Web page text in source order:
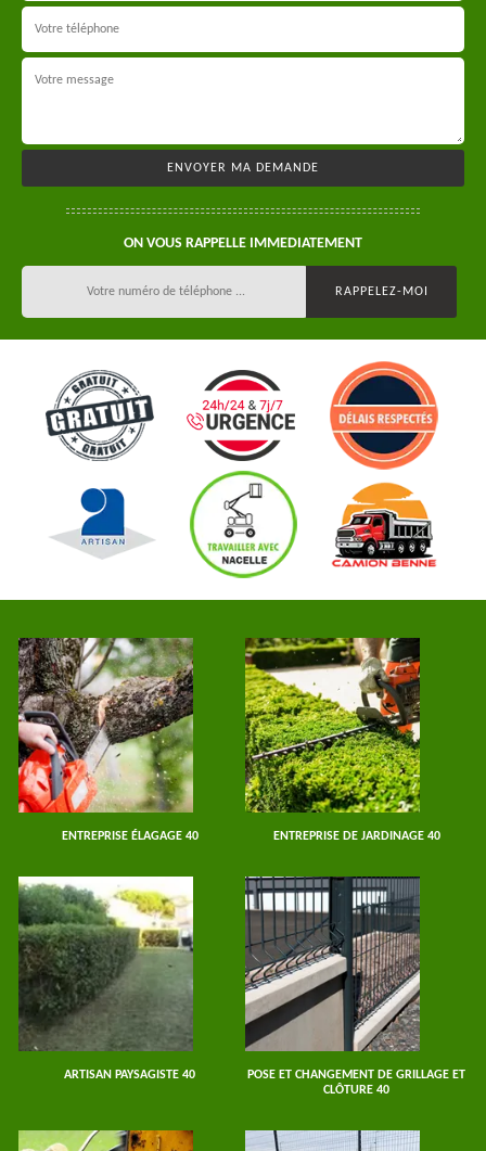
ON VOUS RAPPELLE IMMEDIATEMENT
ENTREPRISE ÉLAGAGE 40 ENTREPRISE DE JARDINAGE 40
ARTISAN PAYSAGISTE 40
POSE ET CHANGEMENT DE GRILLAGE ET
CLÔTURE 40